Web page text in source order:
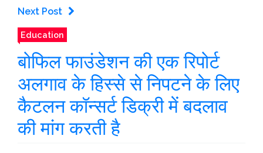
Next Post
Education
बोफिल फाउंडेशन की एक रिपोर्ट
अलगाव के हिस्से से निपटने के लिए
कैटलन कॉन्सर्ट डिक्री में बदलाव
की मांग करती है